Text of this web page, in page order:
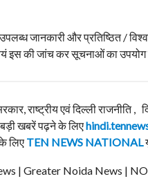
जानकारी और प्रतिष्ठित /
इस की जांच कर सूचनाओं का
राष्ट्रीय एवं दिल्ली राजनीति
बड़ी खबरें पढ़ने के लिए
लिए TEN NEWS NATIONAL
| Greater Noida News |